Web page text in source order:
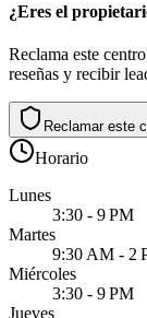
¿Eres el
Reclama este
reseñas y recibir
Reclamar este
Horario
Lunes
3:30 - 9 PM
Martes
9:30 AM - 2
Miércoles
3:30 - 9 PM
Jueves